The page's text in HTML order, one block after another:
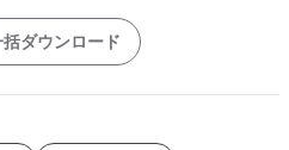
ダウンロード